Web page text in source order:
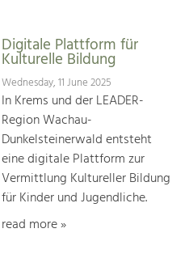
Digitale Plattform für
Kulturelle Bildung
Wednesday, 11 June 2025
In Krems und der LEADER-
Region Wachau-
Dunkelsteinerwald entsteht
eine digitale Plattform zur
Vermittlung Kultureller Bildung
für Kinder und Jugendliche.
read more »